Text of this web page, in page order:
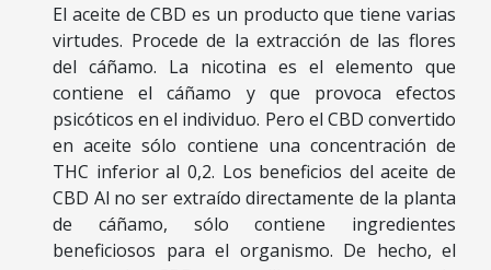
El aceite de CBD es un producto que tiene varias
virtudes. Procede de la extracción de las flores
del cáñamo. La nicotina es el elemento que
contiene el cáñamo y que provoca efectos
psicóticos en el individuo. Pero el CBD convertido
en aceite sólo contiene una concentración de
THC inferior al 0,2. Los beneficios del aceite de
CBD Al no ser extraído directamente de la planta
de cáñamo, sólo contiene ingredientes
beneficiosos para el organismo. De hecho, el